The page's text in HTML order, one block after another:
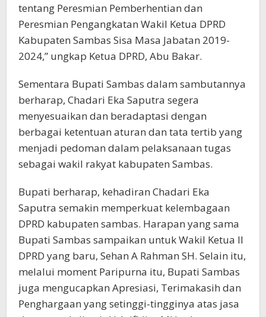
tentang Peresmian Pemberhentian dan
Peresmian Pengangkatan Wakil Ketua DPRD
Kabupaten Sambas Sisa Masa Jabatan 2019-
2024,” ungkap Ketua DPRD, Abu Bakar.
Sementara Bupati Sambas dalam sambutannya
berharap, Chadari Eka Saputra segera
menyesuaikan dan beradaptasi dengan
berbagai ketentuan aturan dan tata tertib yang
menjadi pedoman dalam pelaksanaan tugas
sebagai wakil rakyat kabupaten Sambas.
Bupati berharap, kehadiran Chadari Eka
Saputra semakin memperkuat kelembagaan
DPRD kabupaten sambas. Harapan yang sama
Bupati Sambas sampaikan untuk Wakil Ketua II
DPRD yang baru, Sehan A Rahman SH. Selain itu,
melalui moment Paripurna itu, Bupati Sambas
juga mengucapkan Apresiasi, Terimakasih dan
Penghargaan yang setinggi-tingginya atas jasa